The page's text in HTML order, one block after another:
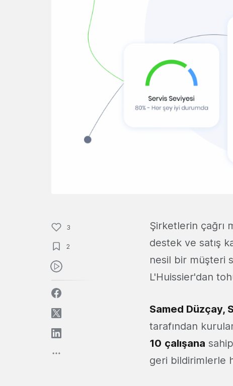
3
2
Şirketlerin çağrı
destek ve satış
nesil bir müşteri
L'Huissier'dan
Samed Düzçay,
tarafından
10 çalışana
geri bildirimlerle